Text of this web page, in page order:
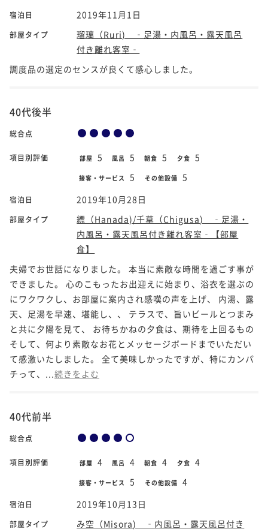
宿泊日 2019年11月1日
部屋タイプ
瑠璃（Ruri) ‐足湯・内風呂・露天風呂
付き離れ客室‐
調度品の選定のセンスが良くて感心しました。
40代後半
総合点
項目別評価 部屋 5 風呂 5 朝食 5 夕食 5
接客・サービス 5 その他設備 5
宿泊日 2019年10月28日
部屋タイプ
縹（Hanada)/千草（Chigusa) ‐足湯・
内風呂・露天風呂付き離れ客室‐【部屋
食】
夫婦でお世話になりました。 本当に素敵な時間を過ごす事が
できました。 心のこもったお出迎えに始まり、浴衣を選ぶの
にワクワクし、お部屋に案内され感嘆の声を上げ、 内湯、露
天、足湯を早速、堪能し、、 テラスで、旨いビールとつまみ
と共に夕陽を見て、 お待ちかねの夕食は、期待を上回るもの
そして、何より素敵なお花とメッセージボードまでいただい
て感激いたしました。 全て美味しかったですが、特にカンパ
チって、... 続きをよむ
40代前半
総合点
項目別評価 部屋 4 風呂 4 朝食 4 夕食 4
接客・サービス 5 その他設備 4
宿泊日 2019年10月13日
部屋タイプ
み空（Misora) ‐内風呂・露天風呂付き